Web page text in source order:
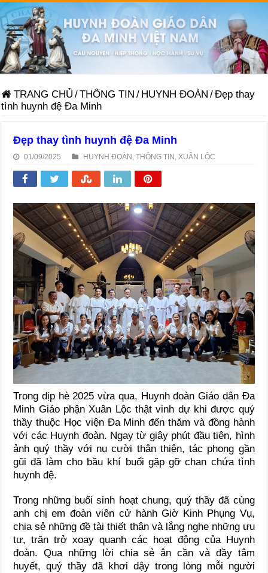
TRANG CHỦ /THÔNG TIN / HUYNH ĐOÀN /Đẹp thay
tình huynh đệ Đa Minh
Đẹp thay tình huynh đệ Đa Minh
01/09/2025 HUYNH ĐOÀN ,THÔNG TIN XUÂN LỘC
Trong dịp hè 2025 vừa qua, Huynh đoàn Giáo dân Đa
Minh Giáo phận Xuân Lộc thật vinh dự khi được quý
thầy thuộc Học viện Đa Minh đến thăm và đồng hành
với các Huynh đoàn. Ngay từ giây phút đầu tiên, hình
ảnh quý thầy với nụ cười thân thiện, tác phong gần
gũi đã làm cho bầu khí buổi gặp gỡ chan chứa tình
huynh đệ.
Trong những buổi sinh hoạt chung, quý thầy đã cùng
anh chị em đoàn viên cử hành Giờ Kinh Phụng Vụ,
chia sẻ những đề tài thiết thân và lắng nghe những ưu
tư, trăn trở xoay quanh các hoạt động của Huynh
đoàn. Qua những lời chia sẻ ân cần và đầy tâm
huyết, quý thầy đã khơi dậy trong lòng mỗi người